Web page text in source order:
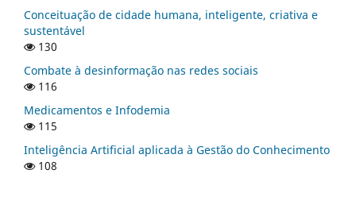
Conceituação de cidade humana, inteligente, criativa e
sustentável
130
Combate à desinformação nas redes sociais
116
Medicamentos e Infodemia
115
Inteligência Artificial aplicada à Gestão do Conhecimento
108